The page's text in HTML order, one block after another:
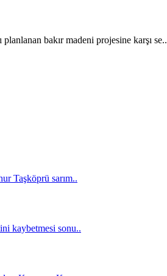
bakır madeni projesine karşı se..
Taşköprü sarım..
kaybetmesi sonu..